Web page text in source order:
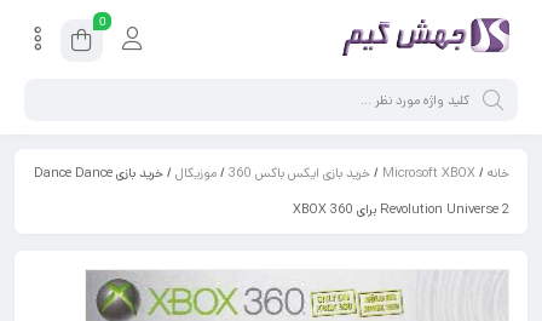
0
خانه /
Microsoft XBOX
/خرید بازی ایکس باکس 360 /موزیکال
/ خرید بازی Dance Dance
Revolution Universe 2 برای XBOX 360